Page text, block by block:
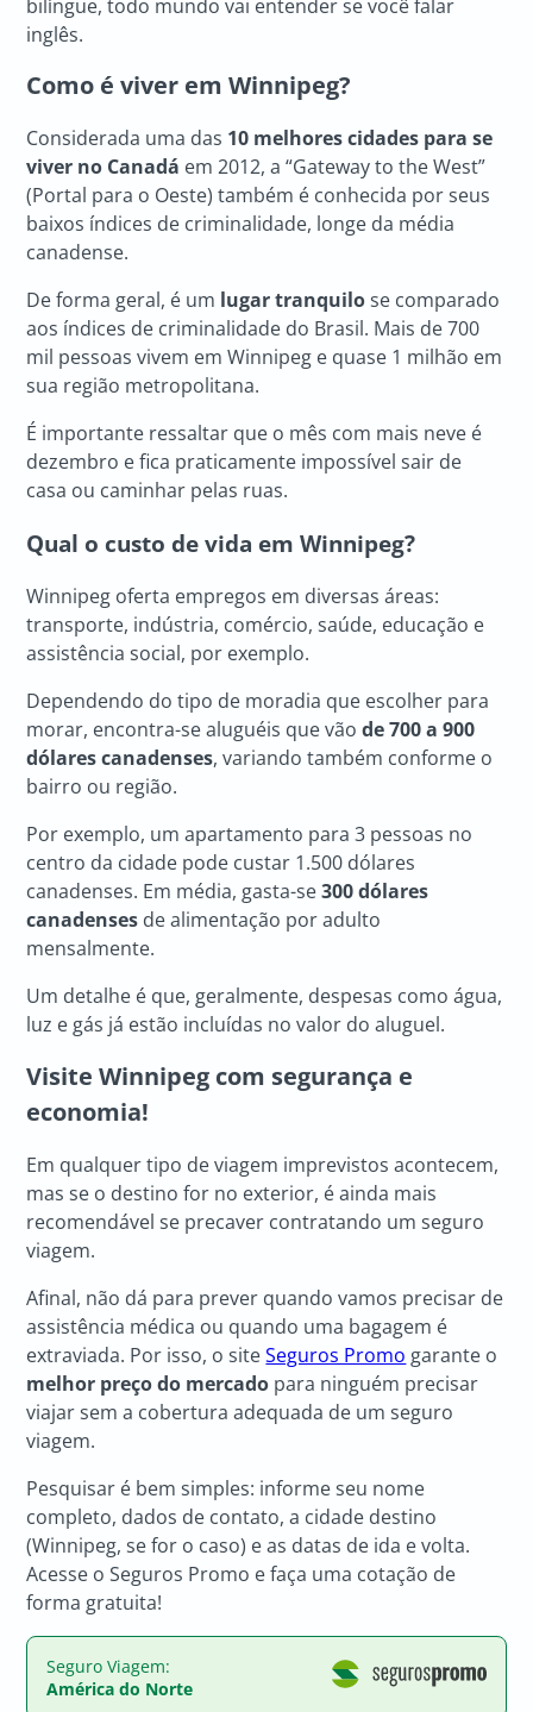
bilíngue, todo mundo vai entender se você falar
inglês.
Como é viver em Winnipeg?
Considerada uma das 10 melhores cidades para se
viver no Canadá em 2012, a “Gateway to the West”
(Portal para o Oeste) também é conhecida por seus
baixos índices de criminalidade, longe da média
canadense.
De forma geral, é um lugar tranquilose comparado
aos índices de criminalidade do Brasil. Mais de 700
mil pessoas vivem em Winnipeg e quase 1 milhão em
sua região metropolitana.
É importante ressaltar que o mês com mais neve é
dezembro e fica praticamente impossível sair de
casa ou caminhar pelas ruas.
Qual o custo de vida em Winnipeg?
Winnipeg oferta empregos em diversas áreas:
transporte, indústria, comércio, saúde, educação e
assistência social, por exemplo.
Dependendo do tipo de moradia que escolher para
morar, encontra-se aluguéis que vãode 700 a 900
dólares canadenses, variando também conforme o
bairro ou região.
Por exemplo, um apartamento para 3 pessoas no
centro da cidade pode custar 1.500 dólares
canadenses. Em média, gasta-se300 dólares
canadenses de alimentação por adulto
mensalmente.
Um detalhe é que, geralmente, despesas como água,
luz e gás já estão incluídas no valor do aluguel.
Visite Winnipeg com segurança e
economia!
Em qualquer tipo de viagem imprevistos acontecem,
mas se o destino for no exterior, é ainda mais
recomendável se precaver contratando um seguro
viagem.
Afinal, não dá para prever quando vamos precisar de
assistência médica ou quando uma bagagem é
extraviada. Por isso, o siteSeguros Promo garante o
melhor preço do mercado para ninguém precisar
viajar sem a cobertura adequada de um seguro
viagem.
Pesquisar é bem simples: informe seu nome
completo, dados de contato, a cidade destino
(Winnipeg, se for o caso) e as datas de ida e volta.
Acesse o Seguros Promo e faça uma cotação de
forma gratuita!
Seguro Viagem:
América do Norte